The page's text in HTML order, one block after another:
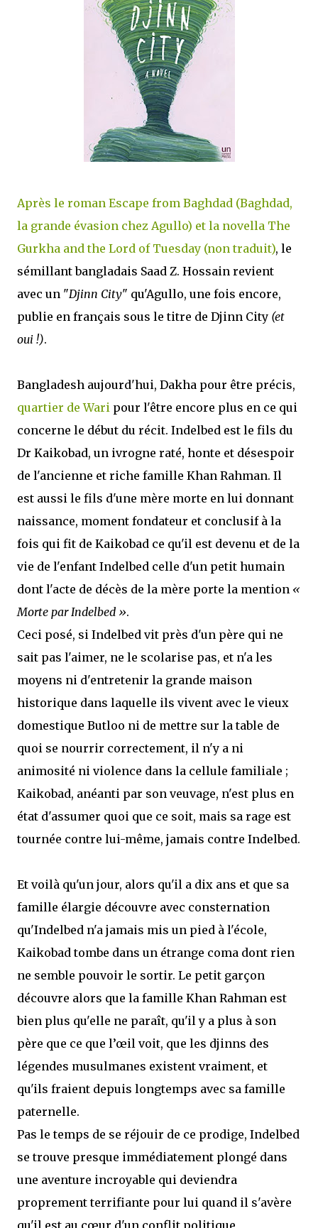
j’ai dit au sujet des tomes précédents : tant l’univers que les protagonistes
Après le roman Escape from Baghdad (Baghdad,
la grande évasion chez Agullo) et la novella The
Gurkha and the Lord of Tuesday (non traduit), le
sémillant bangladais Saad Z. Hossain revient
avec un "Djinn City" qu'Agullo, une fois encore,
publie en français sous le titre de Djinn City (et
oui !).
Bangladesh aujourd'hui, Dakha pour être précis,
quartier de Wari pour l'être encore plus en ce qui
concerne le début du récit. Indelbed est le fils du
Dr Kaikobad, un ivrogne raté, honte et désespoir
de l'ancienne et riche famille Khan Rahman. Il
est aussi le fils d'une mère morte en lui donnant
naissance, moment fondateur et conclusif à la
fois qui fit de Kaikobad ce qu'il est devenu et de la
vie de l'enfant Indelbed celle d'un petit humain
dont l'acte de décès de la mère porte la mention «
Morte par Indelbed ».
Ceci posé, si Indelbed vit près d'un père qui ne
sait pas l'aimer, ne le scolarise pas, et n'a les
moyens ni d'entretenir la grande maison
historique dans laquelle ils vivent avec le vieux
domestique Butloo ni de mettre sur la table de
quoi se nourrir correctement, il n'y a ni
animosité ni violence dans la cellule familiale ;
Kaikobad, anéanti par son veuvage, n'est plus en
état d'assumer quoi que ce soit, mais sa rage est
tournée contre lui-même, jamais contre Indelbed.
Et voilà qu'un jour, alors qu'il a dix ans et que sa
famille élargie découvre avec consternation
qu'Indelbed n'a jamais mis un pied à l'école,
Kaikobad tombe dans un étrange coma dont rien
ne semble pouvoir le sortir. Le petit garçon
découvre alors que la famille Khan Rahman est
bien plus qu'elle ne paraît, qu'il y a plus à son
père que ce que l’œil voit, que les djinns des
légendes musulmanes existent vraiment, et
qu'ils fraient depuis longtemps avec sa famille
paternelle.
Pas le temps de se réjouir de ce prodige, Indelbed
se trouve presque immédiatement plongé dans
une aventure incroyable qui deviendra
proprement terrifiante pour lui quand il s'avère
qu'il est au cœur d'un conflit politique